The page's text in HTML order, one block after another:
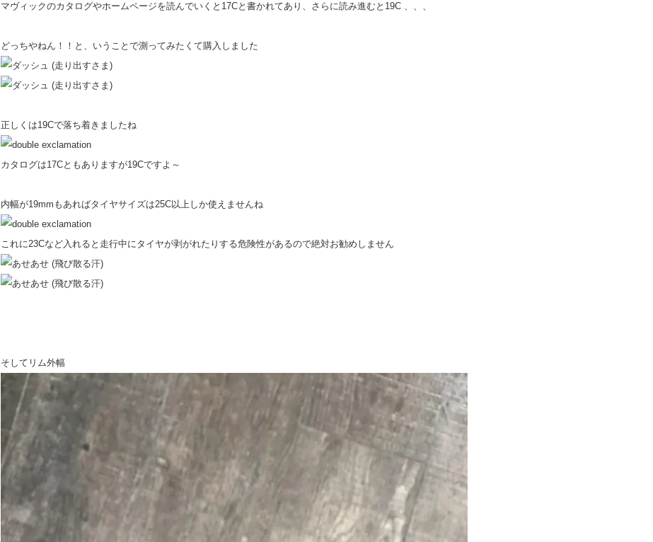
マヴィックのカタログやホームページを読んでいくと17Cと書かれてあり、さらに読み進むと19C 、、、
どっちやねん！！と、いうことで測ってみたくて購入しました
正しくは19Cで落ち着きましたね
カタログは17Cともありますが19Cですよ～
内幅が19mmもあればタイヤサイズは25C以上しか使えませんね
これに23Cなど入れると走行中にタイヤが剥がれたりする危険性があるので絶対お勧めしません
そしてリム外幅